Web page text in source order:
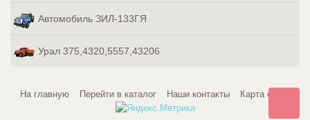
Автомобиль ЗИЛ-133ГЯ
Урал 375,4320,5557,43206
На главную Перейти в каталог Наши контакты Карта сайта